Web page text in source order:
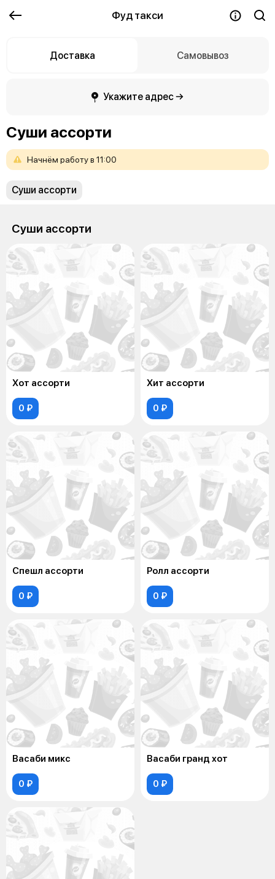
Фуд такси
Доставка Самовывоз
Укажите адрес →
Суши ассорти
Начнём работув 11:00
Суши ассорти
Суши ассорти
Хот ассорти
0 ₽
Хит ассорти
0 ₽
Спешл ассорти
0 ₽
Ролл ассорти
0 ₽
Васаби микс
0 ₽
Васаби гранд хот
0 ₽